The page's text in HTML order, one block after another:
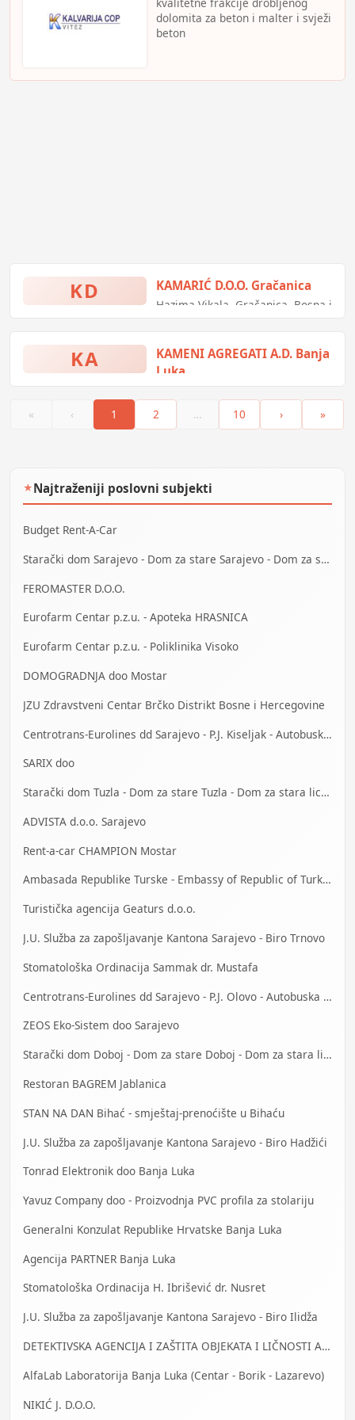
dolomita za beton i malter i svježi
beton
KD KAMARIĆ D.O.O. Gračanica
Hazima Vikala, Gračanica, Bosna i
KA
KAMENI AGREGATI A.D. Banja
Luka
agregata za građevinarstvo i
niskogradnju
« ‹ 1 2 … 10 › »
★Najtraženiji poslovni subjekti
Budget Rent-A-Car
Starački dom Sarajevo - Dom za stare Sarajevo - Dom za stara lica Sarajevo
FEROMASTER D.O.O.
Eurofarm Centar p.z.u. - Apoteka HRASNICA
Eurofarm Centar p.z.u. - Poliklinika Visoko
DOMOGRADNJA doo Mostar
JZU Zdravstveni Centar Brčko Distrikt Bosne i Hercegovine
Centrotrans-Eurolines dd Sarajevo - P.J. Kiseljak - Autobuska stanica
SARIX doo
Starački dom Tuzla - Dom za stare Tuzla - Dom za stara lica Tuzla
ADVISTA d.o.o. Sarajevo
Rent-a-car CHAMPION Mostar
Ambasada Republike Turske - Embassy of Republic of Turkey
Turistička agencija Geaturs d.o.o.
J.U. Služba za zapošljavanje Kantona Sarajevo - Biro Trnovo
Stomatološka Ordinacija Sammak dr. Mustafa
Centrotrans-Eurolines dd Sarajevo - P.J. Olovo - Autobuska stanica
ZEOS Eko-Sistem doo Sarajevo
Starački dom Doboj - Dom za stare Doboj - Dom za stara lica Doboj
Restoran BAGREM Jablanica
STAN NA DAN Bihać - smještaj-prenoćište u Bihaću
J.U. Služba za zapošljavanje Kantona Sarajevo - Biro Hadžići
Tonrad Elektronik doo Banja Luka
Yavuz Company doo - Proizvodnja PVC profila za stolariju
Generalni Konzulat Republike Hrvatske Banja Luka
Agencija PARTNER Banja Luka
Stomatološka Ordinacija H. Ibrišević dr. Nusret
J.U. Služba za zapošljavanje Kantona Sarajevo - Biro Ilidža
DETEKTIVSKA AGENCIJA I ZAŠTITA OBJEKATA I LIČNOSTI ALFA DM Travnik
AlfaLab Laboratorija Banja Luka (Centar - Borik - Lazarevo)
NIKIĆ J. D.O.O.